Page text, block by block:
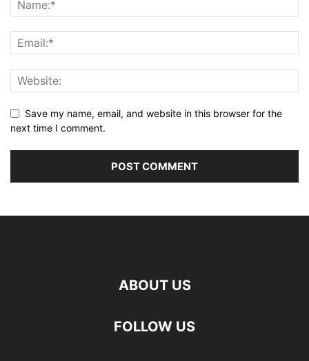
Save my name, email, and website in this browser for the
next time I comment.
ABOUT US
FOLLOW US